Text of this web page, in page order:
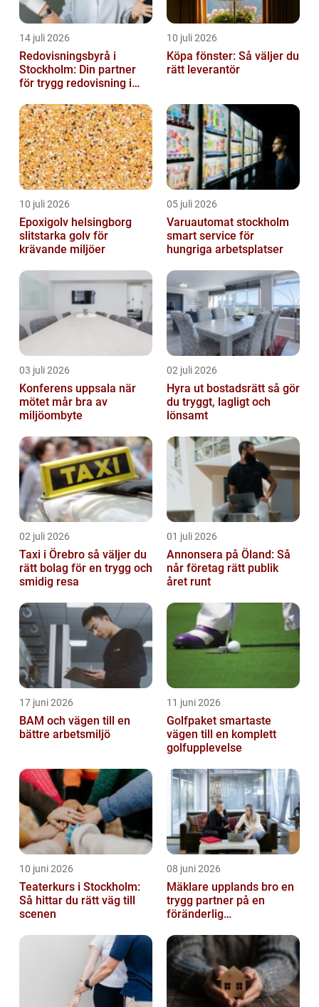
14 juli 2026
Redovisningsbyrå i
Stockholm: Din partner
för trygg redovisning i
10 juli 2026
Köpa fönster: Så väljer du
rätt leverantör
10 juli 2026
Epoxigolv helsingborg
slitstarka golv för
krävande miljöer
05 juli 2026
Varuautomat stockholm
smart service för
hungriga arbetsplatser
03 juli 2026
Konferens uppsala när
mötet mår bra av
miljöombyte
02 juli 2026
Hyra ut bostadsrätt så gör
du tryggt, lagligt och
lönsamt
02 juli 2026
Taxi i Örebro så väljer du
rätt bolag för en trygg och
smidig resa
01 juli 2026
Annonsera på Öland: Så
når företag rätt publik
året runt
17 juni 2026
BAM och vägen till en
bättre arbetsmiljö
11 juni 2026
Golfpaket smartaste
vägen till en komplett
golfupplevelse
10 juni 2026
Teaterkurs i Stockholm:
Så hittar du rätt väg till
scenen
08 juni 2026
Mäklare upplands bro en
trygg partner på en
föränderlig